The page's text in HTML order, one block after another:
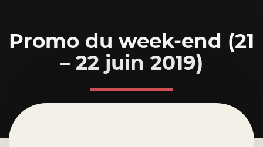
Promo du week-end (21
– 22 juin 2019)